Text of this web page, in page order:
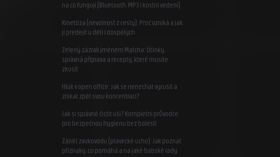
na co fungují (Bluetooth, MP3 i kostní vedení)
Kinetóza (nevolnost z cesty): Proč vzniká a jak
jí předejít u dětí i dospělých
Zelený zázrak jménem Matcha: Účinky,
správná příprava a recepty, které musíte
zkusit
Hluk v open office: Jak se nenechat vyrušit a
získat zpět svou koncentraci?
Jak si správně čistit uši? Kompletní průvodce
pro bezpečnou hygienu bez bolesti
Zánět zvukovodu (plavecké ucho): Jak poznat
příznaky, co pomáhá a na jaké babské rady